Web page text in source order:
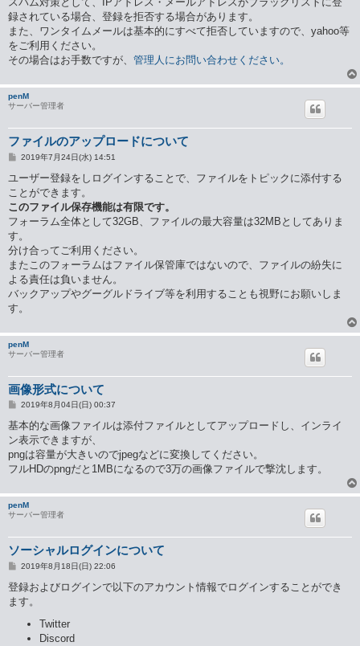
録されている場合、登録を拒否する場合があります。
また、ワンタイムメールは基本的にすべて拒否していますので、yahoo等
をご利用ください。
その場合はお手数ですが、 管理人にお問い合わせください。
penM
サーバー管理者
ファイルのアップロードについて
投
記
2019年7月24日(水) 14:51
ユーザー登録をしログインすることで、ファイルをトピックに添付する
ことができます。
このファイル保存機能は有限です。
フォーラム全体として32GB、ファイルの最大容量は32MBとしてありま
す。
分け合ってご利用ください。
またこのフォーラムはファイル保管庫ではないので、ファイルの紛失に
よる責任は負いません。
バックアップやグーグルドライブ等を利用することも視野にお願いしま
す。
penM
サーバー管理者
画像形式について
投
記
事
2019年8月04日(日) 00:37
基本的な画像ファイルは添付ファイルとしてアップロードし、インライ
ン表示できますが、
pngは容量が大きいのでjpegなどに変換してください。
フルHDのpngだと1MBになるので3万の画像ファイルで撃沈します。
penM
サーバー管理者
ソーシャルログインについて
投
記
事
2019年8月18日(日) 22:06
登録およびログインで以下のアカウント情報でログインすることができ
ます。
Twitter
Discord